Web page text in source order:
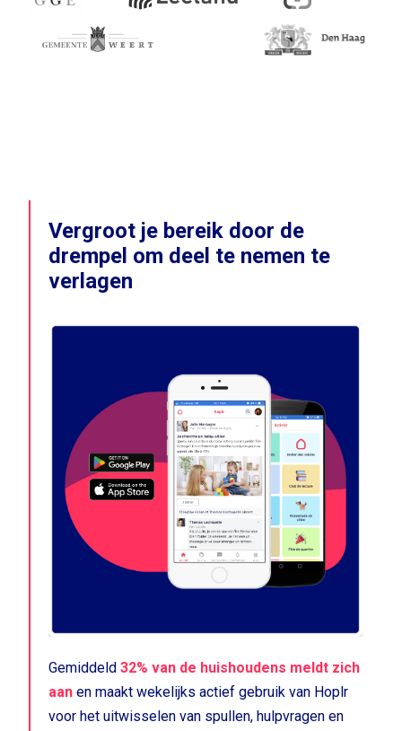
Vergroot je bereik door de
drempel om deel te nemen te
verlagen
Gemiddeld 32% van de huishoudens meldt zich
aan en maakt wekelijks actief gebruik van Hoplr
voor het uitwisselen van spullen, hulpvragen en